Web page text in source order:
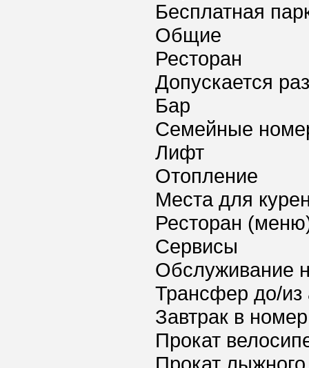
Бесплатная
Общие
Ресторан
Допускается
Бар
Семейные
Лифт
Отопление
Места для
Ресторан
Сервисы
Обслуживание
Трансфер до/из
Завтрак в номер
Прокат